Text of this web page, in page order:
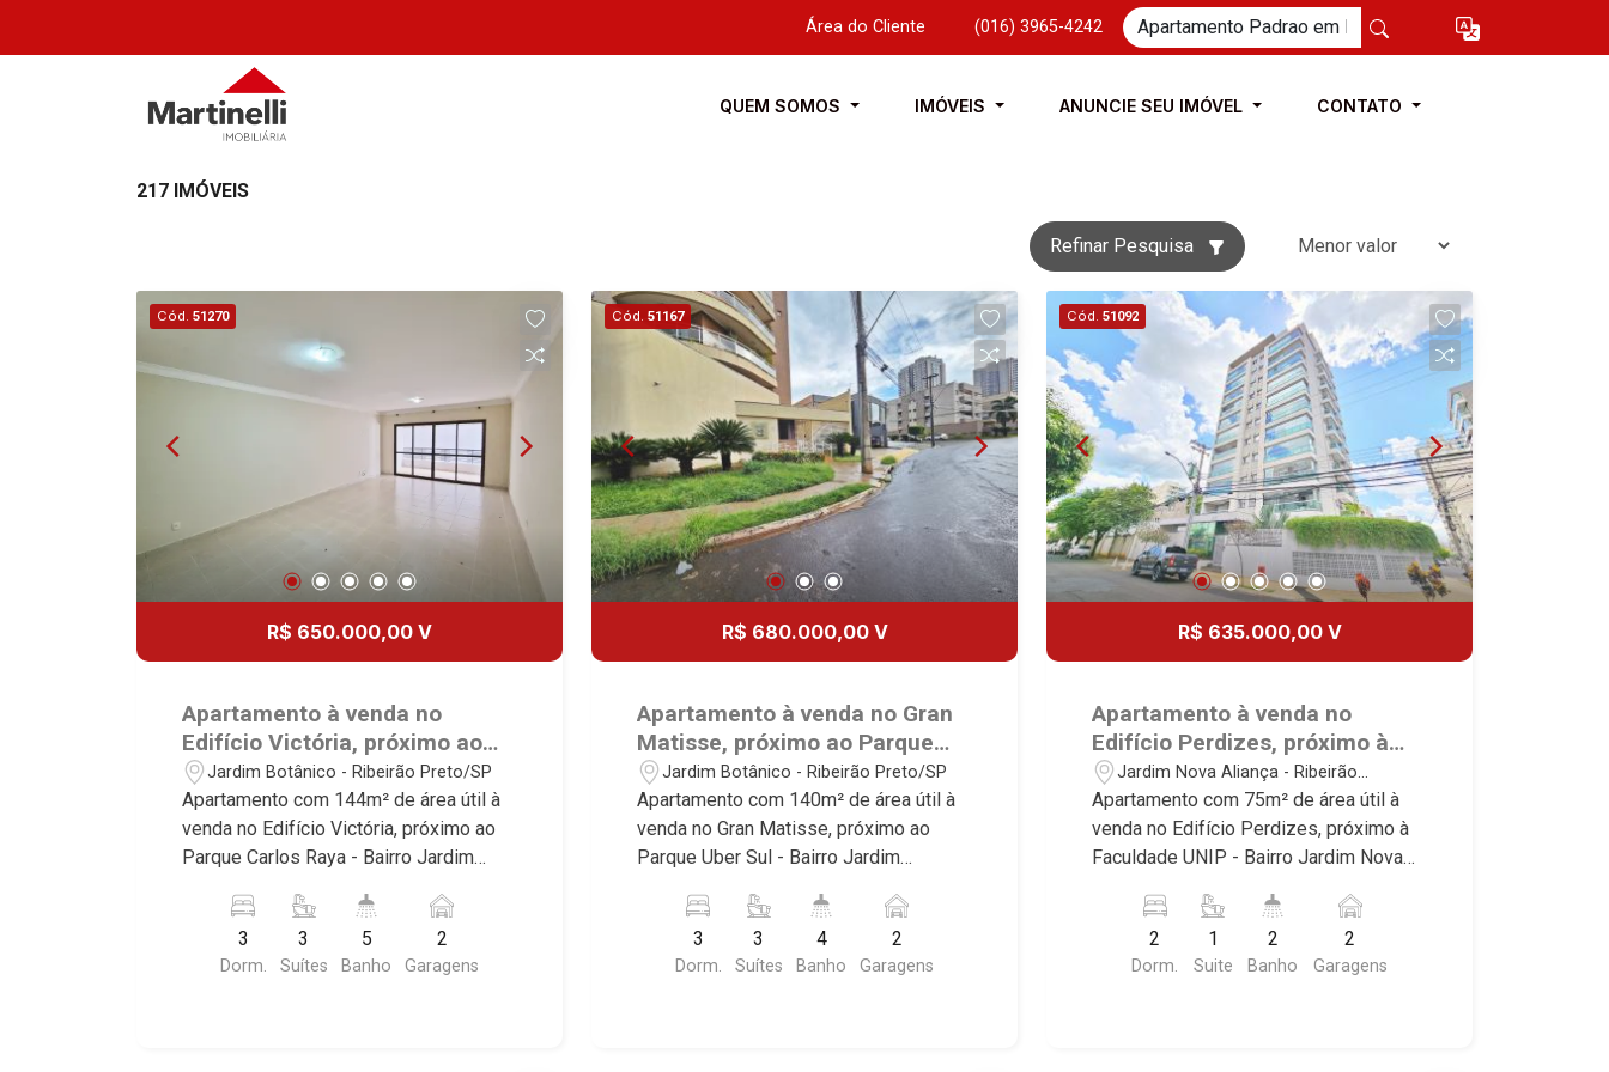
Área do Cliente (016) 3965-4242
QUEM SOMOS IMÓVEIS ANUNCIE SEU IMÓVEL CONTATO
217 IMÓVEIS
Refinar Pesquisa
Cód. 51270
R$ 650.000,00 V
Apartamento à venda no
Edifício Victória, próximo ao
Parque Carlos Raya - Ribeirão
Preto/SP.
Jardim Botânico - Ribeirão Preto/SP
Apartamento com 144m² de área útil à
venda no Edifício Victória, próximo ao
Parque Carlos Raya - Bairro Jardim
as características deste imóvel que a
Martinelli Imobiliária selecionou para
você: - 144m² de área útil - 3 suítes
3
Dorm.
3
Suítes
5
Banho
2
Garagens
Cód. 51167
R$ 680.000,00 V
Apartamento à venda no Gran
Matisse, próximo ao Parque
Uber Sul - Ribeirão Preto/SP.
Jardim Botânico - Ribeirão Preto/SP
Apartamento com 140m² de área útil à
venda no Gran Matisse, próximo ao
Parque Uber Sul - Bairro Jardim
as características deste imóvel que a
Martinelli Imobiliária selecionou para
você: - 140m² de área útil - 3 suítes
3
Dorm.
3
Suítes
4
Banho
2
Garagens
Cód. 51092
R$ 635.000,00 V
Apartamento à venda no
Edifício Perdizes, próximo à
Faculdade UNIP - Ribeirão
Preto/SP.
Jardim Nova Aliança - Ribeirão
Preto/SP
Apartamento com 75m² de área útil à
venda no Edifício Perdizes, próximo à
Faculdade UNIP - Bairro Jardim Nova
características deste imóvel que a
Martinelli Imobiliária selecionou para
você: - 75m² de área útil - 2 dormitórios
2
Dorm.
1
Suite
2
Banho
2
Garagens